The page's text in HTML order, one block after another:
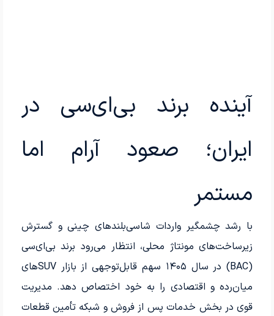
آینده برند بی‌ای‌سی در
ایران؛ صعود آرام اما
مستمر
با رشد چشمگیر واردات شاسی‌بلندهای چینی و گسترش
زیرساخت‌های مونتاژ محلی، انتظار می‌رود برند بی‌ای‌سی
(BAC) در سال ۱۴۰۵ سهم قابل‌توجهی از بازار SUV‌های
میان‌رده و اقتصادی را به خود اختصاص دهد. مدیریت
قوی در بخش خدمات پس از فروش و شبکه تأمین قطعات